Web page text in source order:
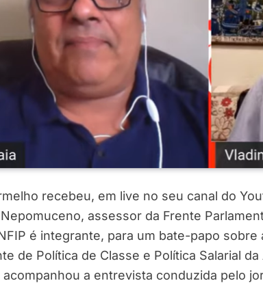
recebeu, em live no seu canal do
assessor da Frente
é integrante, para um bate-papo
de Política de Classe e Política Salarial
acompanhou a entrevista conduzida pelo